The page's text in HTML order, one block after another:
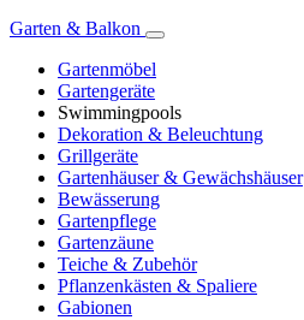
Garten & Balkon
Gartenmöbel
Gartengeräte
Swimmingpools
Dekoration & Beleuchtung
Grillgeräte
Gartenhäuser & Gewächshäuser
Bewässerung
Gartenpflege
Gartenzäune
Teiche & Zubehör
Pflanzenkästen & Spaliere
Gabionen